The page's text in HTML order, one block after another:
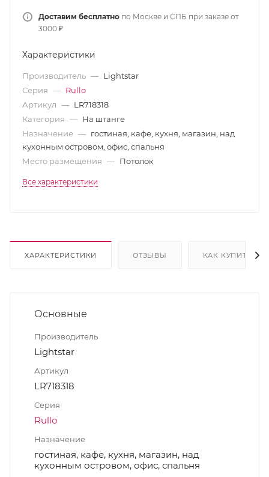
Доставим бесплатно по Москве и СПБ при заказе от
3000 ₽
Характеристики
Производитель — Lightstar
Серия — Rullo
Артикул — LR718318
Категория — На штанге
Назначение — гостиная, кафе, кухня, магазин, над
кухонным островом, офис, спальня
Место размещения — Потолок
Все характеристики
ХАРАКТЕРИСТИКИ ОТЗЫВЫ КАК КУПИТЬ
Основные
Производитель
Lightstar
Артикул
LR718318
Серия
Rullo
Назначение
гостиная, кафе, кухня, магазин, над
кухонным островом, офис, спальня